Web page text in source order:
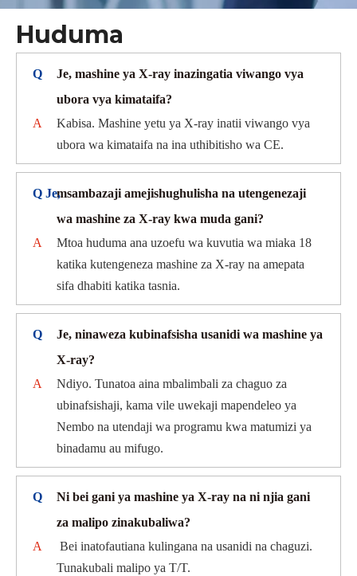
Huduma
Q
Je, mashine ya X-ray inazingatia viwango vya
ubora vya kimataifa?
A
Kabisa. Mashine yetu ya X-ray inatii viwango vya
ubora wa kimataifa na ina uthibitisho wa CE.
Q Je,msambazaji amejishughulisha na utengenezaji
wa mashine za X-ray kwa muda gani?
A
Mtoa huduma ana uzoefu wa kuvutia wa miaka 18
katika kutengeneza mashine za X-ray na amepata
sifa dhabiti katika tasnia.
Q
Je, ninaweza kubinafsisha usanidi wa mashine ya
X-ray?
A
Ndiyo. Tunatoa aina mbalimbali za chaguo za
ubinafsishaji, kama vile uwekaji mapendeleo ya
Nembo na utendaji wa programu kwa matumizi ya
binadamu au mifugo.
Q
Ni bei gani ya mashine ya X-ray na ni njia gani
za malipo zinakubaliwa?
A
Bei inatofautiana kulingana na usanidi na chaguzi.
Tunakubali malipo ya T/T.